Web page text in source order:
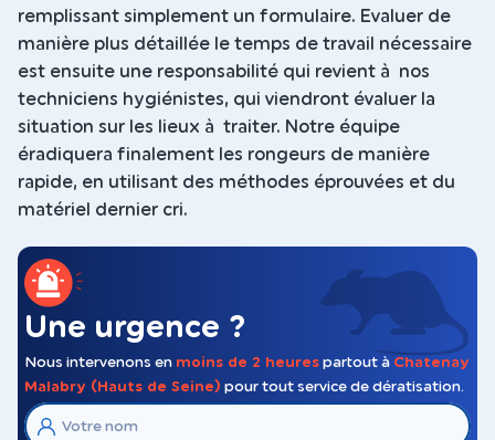
remplissant simplement un formulaire. Evaluer de
manière plus détaillée le temps de travail nécessaire
est ensuite une responsabilité qui revient à nos
techniciens hygiénistes, qui viendront évaluer la
situation sur les lieux à traiter. Notre équipe
éradiquera finalement les rongeurs de manière
rapide, en utilisant des méthodes éprouvées et du
matériel dernier cri.
Une urgence ?
Nous intervenons en moins de 2 heures partout à Chatenay
Malabry (Hauts de Seine) pour tout service de dératisation.